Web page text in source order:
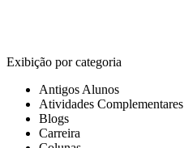
Exibição por categoria
Antigos Alunos
Atividades Complementares
Blogs
Carreira